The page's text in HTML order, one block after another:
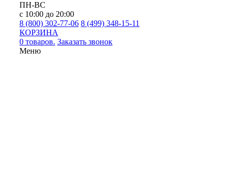
ПН-ВС
с 10:00 до 20:00
8 (800) 302-77-06 8 (499) 348-15-11
КОРЗИНА
0 товаров. Заказать звонок
Меню